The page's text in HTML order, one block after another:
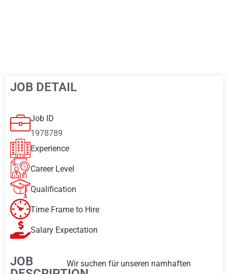
JOB DETAIL
Job ID
1978789
Experience
Career Level
Qualification
Time Frame to Hire
Salary Expectation
JOB
Wir suchen für unseren namhaften